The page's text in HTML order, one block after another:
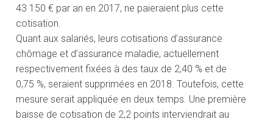
43 150 € par an en 2017, ne paieraient plus cette
cotisation.
Quant aux salariés, leurs cotisations d’assurance
chômage et d’assurance maladie, actuellement
respectivement fixées à des taux de 2,40 % et de
0,75 %, seraient supprimées en 2018. Toutefois, cette
mesure serait appliquée en deux temps. Une première
baisse de cotisation de 2,2 points interviendrait au